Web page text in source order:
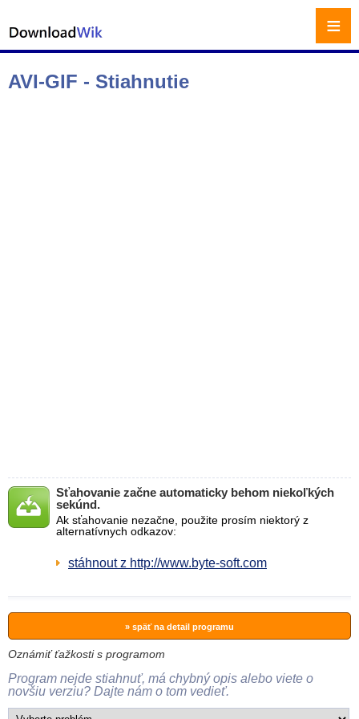
AVI-GIF - Stiahnutie
Sťahovanie začne automaticky behom niekoľkých
sekúnd.
Ak sťahovanie nezačne, použite prosím niektorý z
alternatívnych odkazov:
stáhnout z http://www.byte-soft.com
» späť na detail programu
Oznámiť ťažkosti s programom
Program nejde stiahnuť, má chybný opis alebo viete o
novšiu verziu? Dajte nám o tom vedieť.
≡